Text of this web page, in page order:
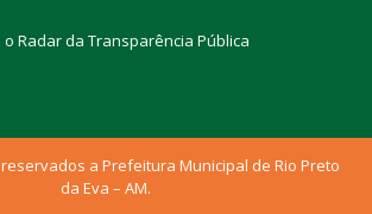
o Radar da Transparência Pública
a Prefeitura Municipal de Rio Preto
da Eva – AM.